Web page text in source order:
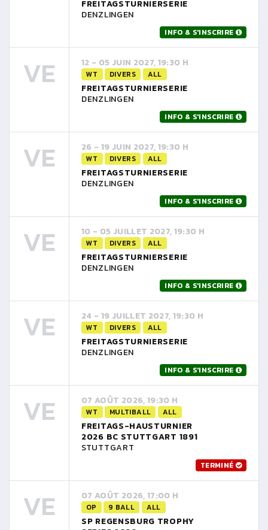
FREITAGSTURNIERSERIE
DENZLINGEN
INFO & S'INSCRIRE
VE 12 - 05 JUIN 2027, 19:30 H
WT DIVERS ALL
FREITAGSTURNIERSERIE
DENZLINGEN
INFO & S'INSCRIRE
VE 26 - 19 JUIN 2027, 19:30 H
WT DIVERS ALL
FREITAGSTURNIERSERIE
DENZLINGEN
INFO & S'INSCRIRE
VE 10 - 05 JUILLET 2027, 19:30 H
WT DIVERS ALL
FREITAGSTURNIERSERIE
DENZLINGEN
INFO & S'INSCRIRE
VE 24 - 19 JUILLET 2027, 19:30 H
WT DIVERS ALL
FREITAGSTURNIERSERIE
DENZLINGEN
INFO & S'INSCRIRE
VE 07 AOÛT 2026, 19:30 H
WT MULTIBALL ALL
FREITAGS-HAUSTURNIER
2026 BC STUTTGART 1891
STUTTGART
TERMINÉ
VE 07 AOÛT 2026, 17:00 H
OP 9 BALL ALL
SP REGENSBURG TROPHY